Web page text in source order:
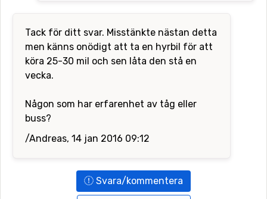
Tack för ditt svar. Misstänkte nästan detta
men känns onödigt att ta en hyrbil för att
köra 25-30 mil och sen låta den stå en
vecka.
Någon som har erfarenhet av tåg eller
buss?
/Andreas, 14 jan 2016 09:12
Svara/kommentera